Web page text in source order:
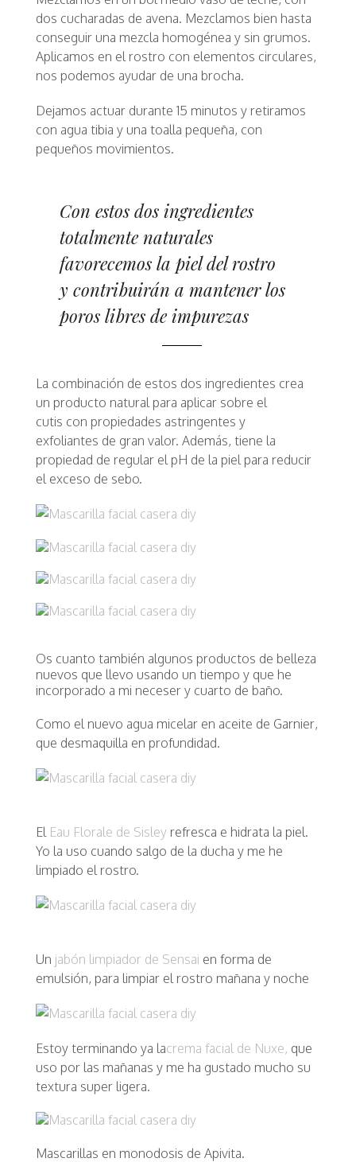
dos cucharadas de avena. Mezclamos bien hasta
conseguir una mezcla homogénea y sin grumos.
Aplicamos en el rostro con elementos circulares,
nos podemos ayudar de una brocha.
Dejamos actuar durante 15 minutos y retiramos
con agua tibia y una toalla pequeña, con
pequeños movimientos.
Con estos dos ingredientes
totalmente naturales
favorecemos la piel del rostro
y contribuirán a mantener los
poros libres de impurezas
La combinación de estos dos ingredientes crea
un producto natural para aplicar sobre el
cutis con propiedades astringentes y
exfoliantes de gran valor. Además, tiene la
propiedad de regular el pH de la piel para reducir
el exceso de sebo.
Os cuanto también algunos productos de belleza
nuevos que llevo usando un tiempo y que he
incorporado a mi neceser y cuarto de baño.
Como el nuevo agua micelar en aceite de Garnier,
que desmaquilla en profundidad.
El Eau Florale de Sisleyrefresca e hidrata la piel.
Yo la uso cuando salgo de la ducha y me he
limpiado el rostro.
Un jabón limpiador de Sensai en forma de
emulsión, para limpiar el rostro mañana y noche
Estoy terminando ya lacrema facial de Nuxe, que
uso por las mañanas y me ha gustado mucho su
textura super ligera.
Mascarillas en monodosis de Apivita.